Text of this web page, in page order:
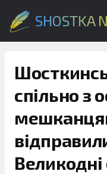
SHOSTKA
спільно з